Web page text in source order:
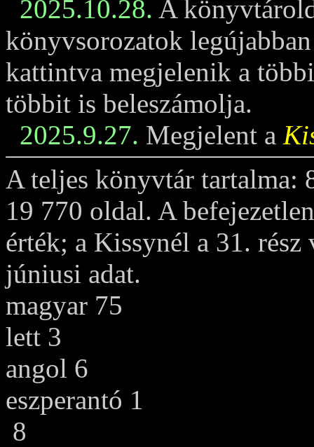
2025.10.28. A
könyvsorozatok
kattintva megjelenik a
többit is beleszámolja.
2025.9.27. Megjelent a
A teljes könyvtár tartalma:
19 770 oldal. A
érték; a Kissynél a 31.
júniusi adat.
magyar 75
lett 3
angol 6
eszperantó 1
8